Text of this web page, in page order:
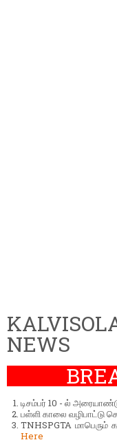
NEWS
டிசம்பர் 10 - ல்
பள்ளி காலை வழிபாட்டு
TNHSPGTA
Here